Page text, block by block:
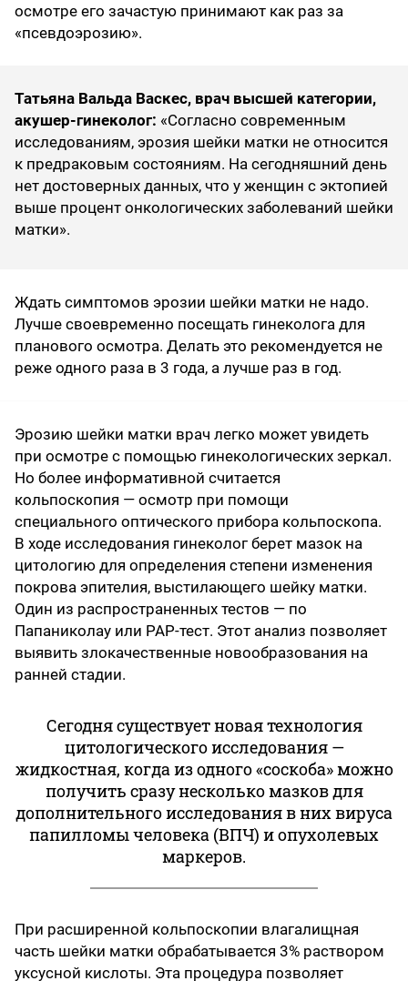
осмотре его зачастую принимают как раз за
«псевдоэрозию».
Татьяна Вальда Васкес, врач высшей категории,
акушер-гинеколог: «Согласно современным
исследованиям, эрозия шейки матки не относится
к предраковым состояниям. На сегодняшний день
нет достоверных данных, что у женщин с эктопией
выше процент онкологических заболеваний шейки
матки».
Ждать симптомов эрозии шейки матки не надо.
Лучше своевременно посещать гинеколога для
планового осмотра. Делать это рекомендуется не
реже одного раза в 3 года, а лучше раз в год.
Эрозию шейки матки врач легко может увидеть
при осмотре с помощью гинекологических зеркал.
Но более информативной считается
кольпоскопия — осмотр при помощи
специального оптического прибора кольпоскопа.
В ходе исследования гинеколог берет мазок на
цитологию для определения степени изменения
покрова эпителия, выстилающего шейку матки.
Один из распространенных тестов — по
Папаниколау или PAP-тест. Этот анализ позволяет
выявить злокачественные новообразования на
ранней стадии.
Сегодня существует новая технология
цитологического исследования —
жидкостная, когда из одного «соскоба» можно
получить сразу несколько мазков для
дополнительного исследования в них вируса
папилломы человека (ВПЧ) и опухолевых
маркеров.
При расширенной кольпоскопии влагалищная
часть шейки матки обрабатывается 3% раствором
уксусной кислоты. Эта процедура позволяет